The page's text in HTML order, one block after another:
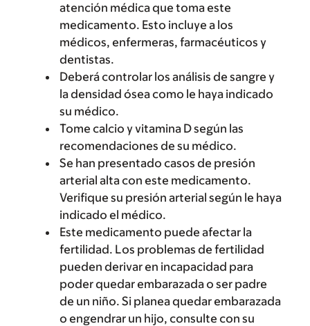
atención médica que toma este
medicamento. Esto incluye a los
médicos, enfermeras, farmacéuticos y
dentistas.
Deberá controlar los análisis de sangre y
la densidad ósea como le haya indicado
su médico.
Tome calcio y vitamina D según las
recomendaciones de su médico.
Se han presentado casos de presión
arterial alta con este medicamento.
Verifique su presión arterial según le haya
indicado el médico.
Este medicamento puede afectar la
fertilidad. Los problemas de fertilidad
pueden derivar en incapacidad para
poder quedar embarazada o ser padre
de un niño. Si planea quedar embarazada
o engendrar un hijo, consulte con su